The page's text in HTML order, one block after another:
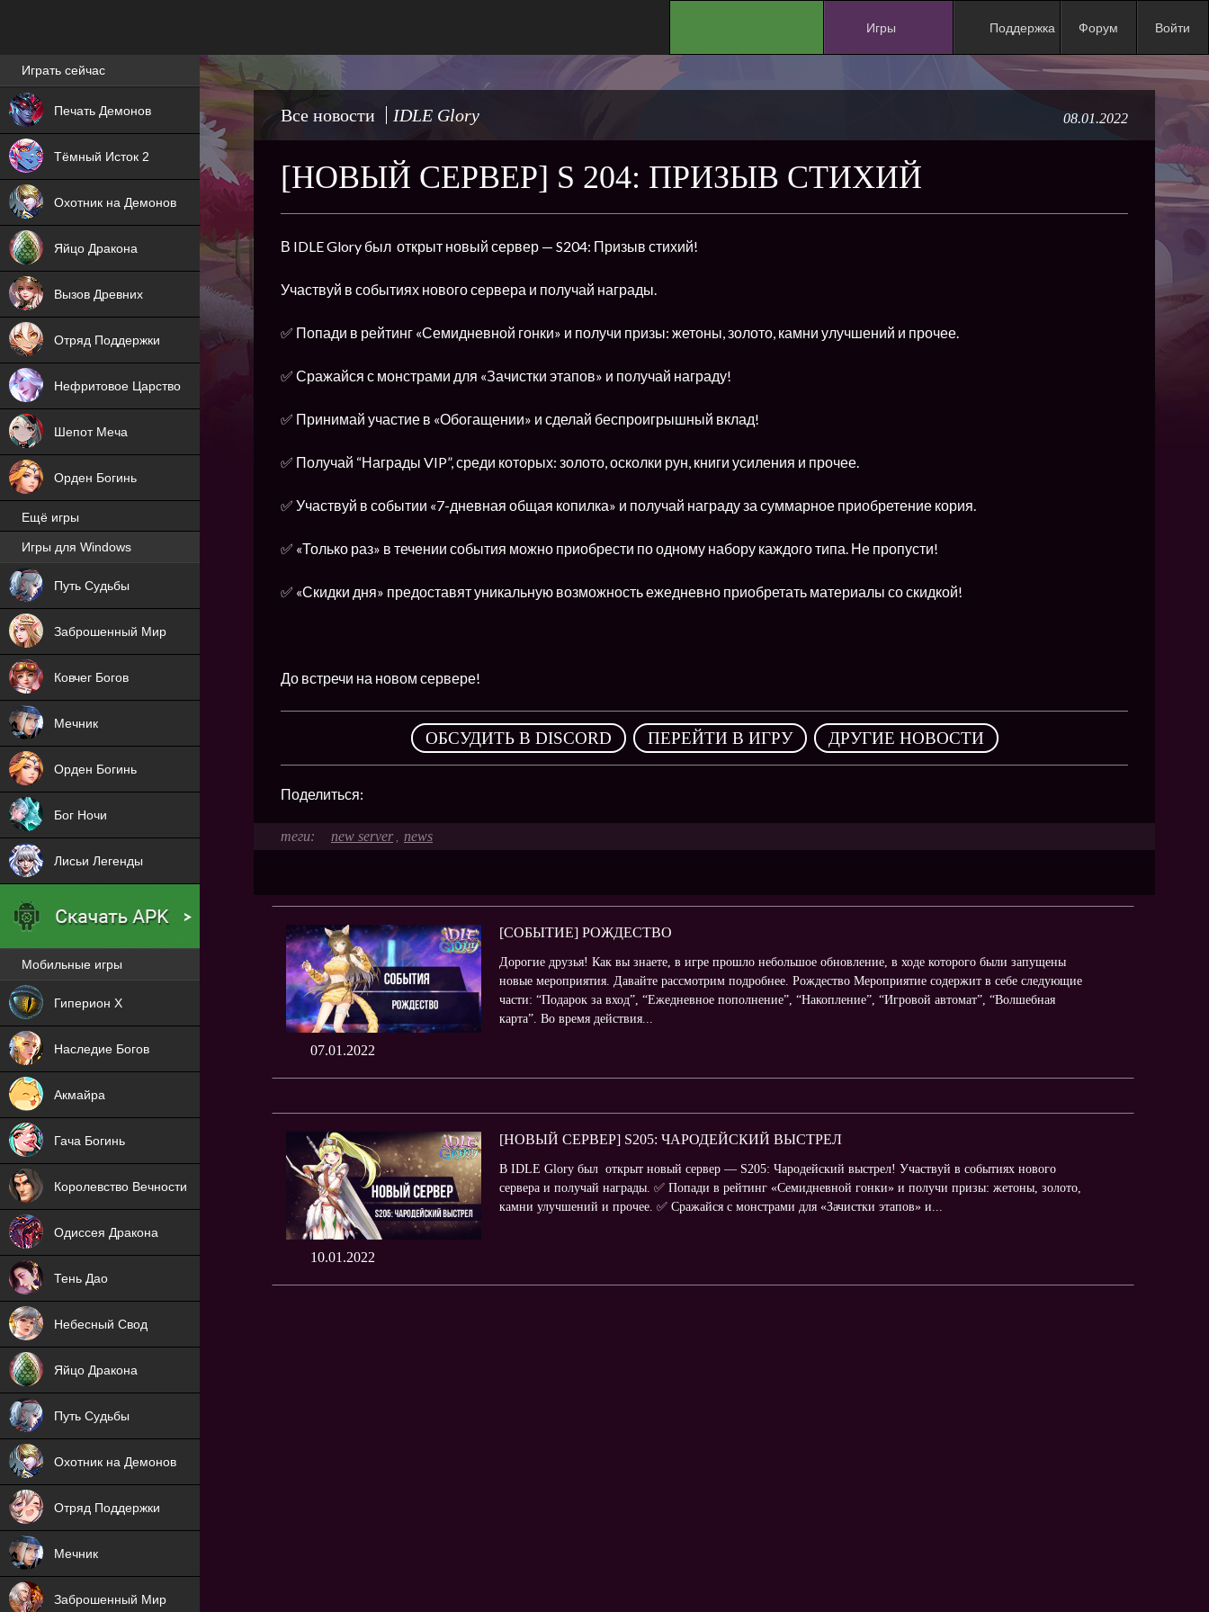
Игры
NEW
Поддержка Форум Войти
Все новости IDLE Glory 08.01.2022
[НОВЫЙ СЕРВЕР] S 204: ПРИЗЫВ СТИХИЙ
В IDLE Glory был открыт новый сервер — S204: Призыв стихий!
Участвуй в событиях нового сервера и получай награды.
✅ Попади в рейтинг «Семидневной гонки» и получи призы: жетоны, золото, камни улучшений и прочее.
✅ Сражайся с монстрами для «Зачистки этапов» и получай награду!
✅ Принимай участие в «Обогащении» и сделай беспроигрышный вклад!
✅ Получай “Награды VIP”, среди которых: золото, осколки рун, книги усиления и прочее.
✅ Участвуй в событии «7-дневная общая копилка» и получай награду за суммарное приобретение кория.
✅ «Только раз» в течении события можно приобрести по одному набору каждого типа. Не пропусти!
✅ «Скидки дня» предоставят уникальную возможность ежедневно приобретать материалы со скидкой!
До встречи на новом сервере!
ОБСУДИТЬ В DISCORD , ПЕРЕЙТИ В ИГРУ , ДРУГИЕ НОВОСТИ
Поделиться:
new server , news
07.01.2022
[СОБЫТИЕ] РОЖДЕСТВО
Дорогие друзья! Как вы знаете, в игре прошло небольшое обновление, в ходе которого были запущены
новые мероприятия. Давайте рассмотрим подробнее. Рождество Мероприятие содержит в себе следующие
части: “Подарок за вход”, “Ежедневное пополнение”, “Накопление”, “Игровой автомат”, “Волшебная
карта”. Во время действия...
10.01.2022
[НОВЫЙ СЕРВЕР] S205: ЧАРОДЕЙСКИЙ ВЫСТРЕЛ
В IDLE Glory был открыт новый сервер — S205: Чародейский выстрел! Участвуй в событиях нового
сервера и получай награды. ✅ Попади в рейтинг «Семидневной гонки» и получи призы: жетоны, золото,
камни улучшений и прочее. ✅ Сражайся с монстрами для «Зачистки этапов» и...
Лучшие игры онлайн
Играть сейчас
Печать Демонов
NEW
Тёмный Исток 2
NEW
Охотник на Демонов
ХИТ
Яйцо Дракона
NEW
Вызов Древних
ХИТ
Отряд Поддержки
ХИТ
Нефритовое Царство
Шепот Меча
Орден Богинь
Ещё игры
Игры для Windows
Путь Судьбы
Заброшенный Мир
NEW
Ковчег Богов
Мечник
Орден Богинь
Бог Ночи
Лисьи Легенды
Мобильные игры
Гиперион Х
Наследие Богов
NEW
Акмайра
NEW
Гача Богинь
NEW
Королевство Вечности
NEW
Одиссея Дракона
NEW
Тень Дао
NEW
Небесный Свод
NEW
Яйцо Дракона
NEW
Путь Судьбы
NEW
Охотник на Демонов
ХИТ
Отряд Поддержки
ХИТ
Мечник
Заброшенный Мир
NEW